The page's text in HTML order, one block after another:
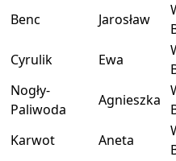
Benc
Jarosław
Cyrulik
Ewa
Nogły-
Paliwoda
Agnieszka
Karwot
Aneta